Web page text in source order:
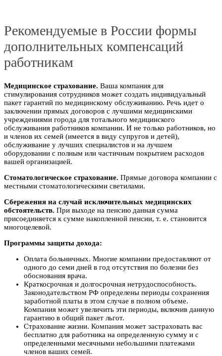
Рекомендуемые в России формы
дополнительных компенсаций
работникам
Медицинское страхование. Ваша компания для
стимулирования сотрудников может создать индивидуальный
пакет гарантий по медицинскому обслуживанию. Речь идет о
заключении прямых договоров с лучшими медицинскими
учреждениями города для тотального медицинского
обслуживания работников компании. И не только работников, но
и членов их семей (имеется в виду супругов и детей),
обслуживание у лучших специалистов и на лучшем
оборудовании с полным или частичным покрытием расходов
вашей организацией.
Стоматологическое страхование. Прямые договора компании с
местными стоматологическими светилами.
Сбережения на случай исключительных медицинских
обстоятельств. При выходе на пенсию данная сумма
присоединяется к сумме накопленной пенсии, т. е. становится
многоцелевой.
Программы защиты дохода:
Оплата больничных. Многие компании предоставляют от
одного до семи дней в год отсутствия по болезни без
обоснования врача.
Краткосрочная и долгосрочная нетрудоспособность.
Законодательством РФ определены периоды сохранения
заработной платы в этом случае в полном объеме.
Компания может увеличить эти периоды, включив данную
гарантию в общий пакет льгот.
Страхование жизни. Компания может застраховать вас
бесплатно для работника на определенную сумму и с
определенными месячными небольшими платежами
членов ваших семей.